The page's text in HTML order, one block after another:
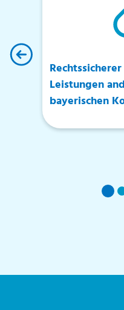
Leistungen
bayerischen